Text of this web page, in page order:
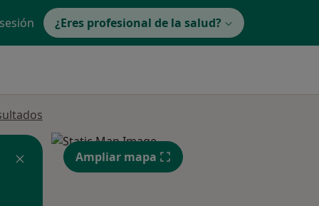
¿Eres profesional de la salud?
Ampliar mapa